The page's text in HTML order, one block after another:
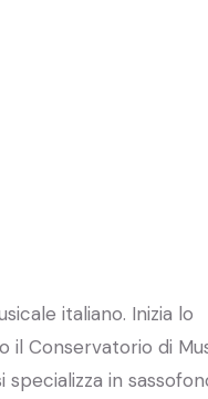
italiano. Inizia lo
il Conservatorio di
in